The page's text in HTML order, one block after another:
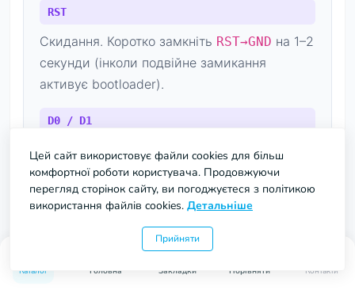
Каталог Головна Закладки
0
Порівняти Контакти
RST
Скидання. Коротко замкніть RST→GND на 1–2
секунди (інколи подвійне замикання
активує bootloader).
D0 / D1
Serial UART:D0 = RX,D1 = TX.
D2 / D3
I2C: D2 = SDA D3 = SCL.
Цей сайт використовує файли cookies для більш
комфортної роботи користувача. Продовжуючи
перегляд сторінок сайту, ви погоджуєтеся з політикою
використання файлів cookies. Детальніше
Прийняти